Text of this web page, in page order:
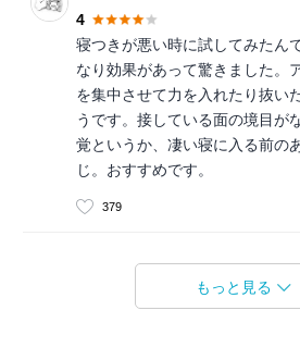
4
寝つきが悪い時に試してみたん
なり効果があって驚きました。
を集中させて力を入れたり抜い
うです。接している面の境目が
覚というか、凄い寝に入る前の
じ。おすすめです。
379
もっと見る